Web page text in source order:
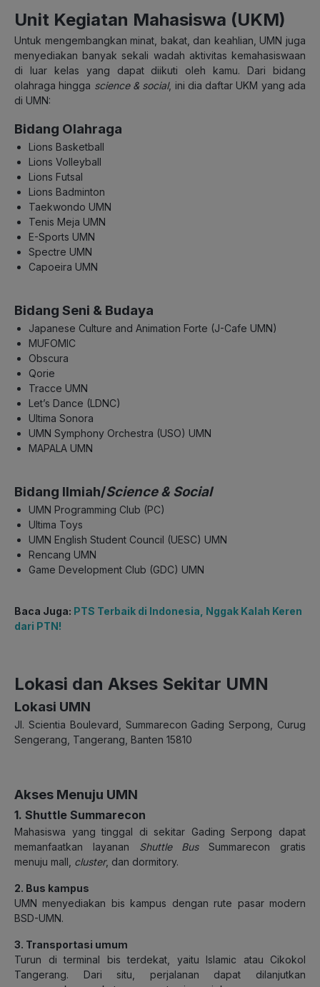
Unit Kegiatan Mahasiswa (UKM)
Untuk mengembangkan minat, bakat, dan keahlian, UMN juga
menyediakan banyak sekali wadah aktivitas kemahasiswaan
di luar kelas yang dapat diikuti oleh kamu. Dari bidang
olahraga hingga science & social, ini dia daftar UKM yang ada
di UMN:
Bidang Olahraga
Lions Basketball
Lions Volleyball
Lions Futsal
Lions Badminton
Taekwondo UMN
Tenis Meja UMN
E-Sports UMN
Spectre UMN
Capoeira UMN
Bidang Seni & Budaya
Japanese Culture and Animation Forte (J-Cafe UMN)
MUFOMIC
Obscura
Qorie
Tracce UMN
Let’s Dance (LDNC)
Ultima Sonora
UMN Symphony Orchestra (USO) UMN
MAPALA UMN
Bidang Ilmiah/Science & Social
UMN Programming Club (PC)
Ultima Toys
UMN English Student Council (UESC) UMN
Rencang UMN
Game Development Club (GDC) UMN
Baca Juga: PTS Terbaik di Indonesia, Nggak Kalah Keren
dari PTN!
Lokasi dan Akses Sekitar UMN
Lokasi UMN
Jl. Scientia Boulevard, Summarecon Gading Serpong, Curug
Sengerang, Tangerang, Banten 15810
Akses Menuju UMN
1. Shuttle Summarecon
Mahasiswa yang tinggal di sekitar Gading Serpong dapat
memanfaatkan layanan Shuttle BusSummarecon gratis
menuju mall, cluster, dan dormitory.
2. Bus kampus
UMN menyediakan bis kampus dengan rute pasar modern
BSD-UMN.
3. Transportasi umum
Turun di terminal bis terdekat, yaitu Islamic atau Cikokol
Tangerang. Dari situ, perjalanan dapat dilanjutkan